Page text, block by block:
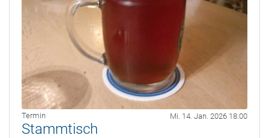
Termin Mi. 14. Jan. 2026 18:00
Stammtisch